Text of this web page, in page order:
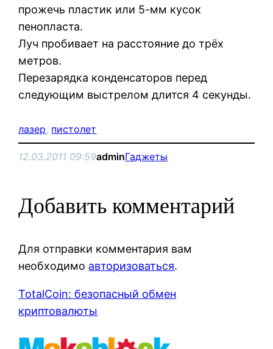
прожечь пластик или 5-мм кусок
пенопласта.
Луч пробивает на расстояние до трёх
метров.
Перезарядка конденсаторов перед
следующим выстрелом длится 4 секунды.
лазер, пистолет
12.03.2011 09:59adminГаджеты
Добавить комментарий
Для отправки комментария вам
необходимо авторизоваться.
TotalCoin: безопасный обмен
криптовалюты